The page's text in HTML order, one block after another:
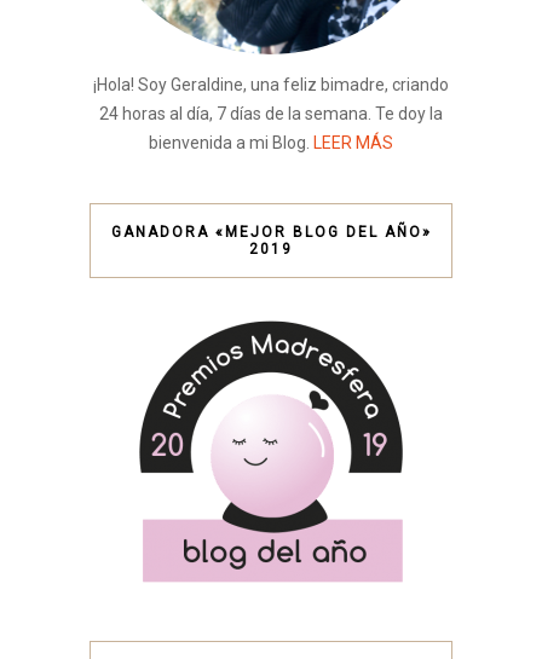
¡Hola! Soy Geraldine, una feliz bimadre, criando
24 horas al día, 7 días de la semana. Te doy la
bienvenida a mi Blog. LEER MÁS
GANADORA «MEJOR BLOG DEL AÑO»
2019